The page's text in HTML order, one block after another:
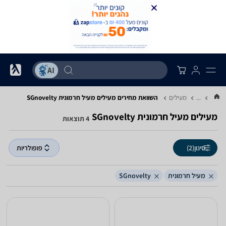
... מעילים השוואת מחירים מעילים ‏מעיל חרמונית ‏SGnovelty
מעילים ‏מעיל חרמונית ‏SGnovelty 4 תוצאות
סינון(2) פופולריות
מעיל חרמונית SGnovelty